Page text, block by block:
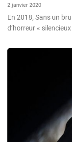
2 janvier 2020
En 2018, Sans un
d’horreur «